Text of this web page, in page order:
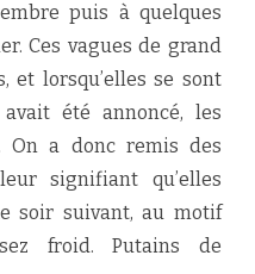
puis à quelques
Ces vagues de grand
et lorsqu’elles se sont
été annoncé, les
On a donc remis des
signifiant qu’elles
soir suivant, au motif
froid. Putains de